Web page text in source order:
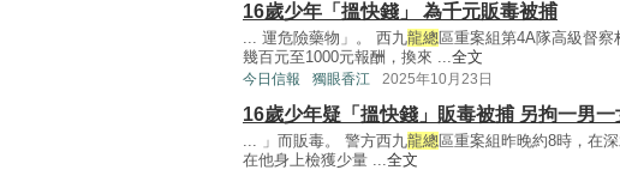
16歲少年「搵快錢」 為千元販毒被捕
... 運危險藥物」。 西九龍總區重案組第4A隊高級督
幾百元至1000元報酬，換來 ...全文
今日信報 獨眼香江 2025年10月23日
16歲少年疑「搵快錢」販毒被捕 另拘一男一
... 」而販毒。 警方西九龍總區重案組昨晚約8時，在
在他身上檢獲少量 ...全文